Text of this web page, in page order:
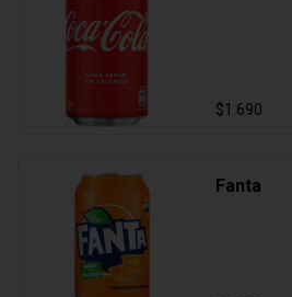
$1.690
Fanta